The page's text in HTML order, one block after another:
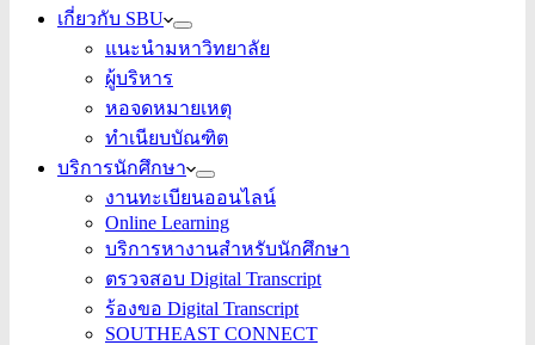
เกี่ยวกับ SBU
แนะนำมหาวิทยาลัย
ผู้บริหาร
หอจดหมายเหตุ
ทำเนียบบัณฑิต
บริการนักศึกษา
งานทะเบียนออนไลน์
Online Learning
บริการหางานสำหรับนักศึกษา
ตรวจสอบ Digital Transcript
ร้องขอ Digital Transcript
SOUTHEAST CONNECT